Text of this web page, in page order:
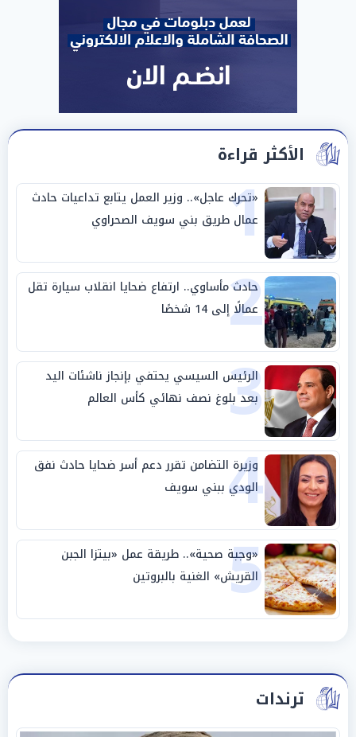
الأكثر قراءة
1
«تحرك عاجل».. وزير العمل يتابع تداعيات حادث
عمال طريق بني سويف الصحراوي
2
حادث مأساوي.. ارتفاع ضحايا انقلاب سيارة تقل
عمالًا إلى 14 شخصًا
3
الرئيس السيسي يحتفي بإنجاز ناشئات اليد
بعد بلوغ نصف نهائي كأس العالم
4
وزيرة التضامن تقرر دعم أسر ضحايا حادث نفق
الودي ببني سويف
5
«وجبة صحية».. طريقة عمل «بيتزا الجبن
القريش» الغنية بالبروتين
ترندات